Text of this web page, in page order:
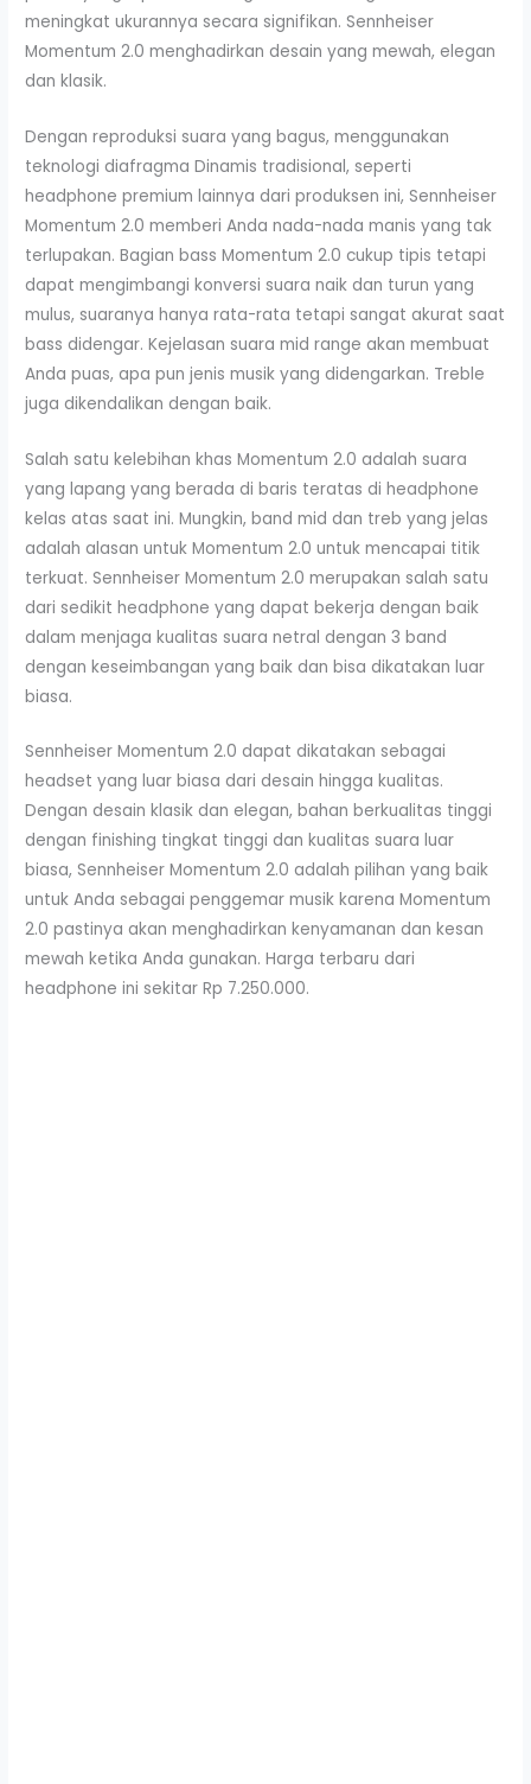
meningkat ukurannya secara signifikan. Sennheiser
Momentum 2.0 menghadirkan desain yang mewah, elegan
dan klasik.
Dengan reproduksi suara yang bagus, menggunakan
teknologi diafragma Dinamis tradisional, seperti
headphone premium lainnya dari produksen ini, Sennheiser
Momentum 2.0 memberi Anda nada-nada manis yang tak
terlupakan. Bagian bass Momentum 2.0 cukup tipis tetapi
dapat mengimbangi konversi suara naik dan turun yang
mulus, suaranya hanya rata-rata tetapi sangat akurat saat
bass didengar. Kejelasan suara mid range akan membuat
Anda puas, apa pun jenis musik yang didengarkan. Treble
juga dikendalikan dengan baik.
Salah satu kelebihan khas Momentum 2.0 adalah suara
yang lapang yang berada di baris teratas di headphone
kelas atas saat ini. Mungkin, band mid dan treb yang jelas
adalah alasan untuk Momentum 2.0 untuk mencapai titik
terkuat. Sennheiser Momentum 2.0 merupakan salah satu
dari sedikit headphone yang dapat bekerja dengan baik
dalam menjaga kualitas suara netral dengan 3 band
dengan keseimbangan yang baik dan bisa dikatakan luar
biasa.
Sennheiser Momentum 2.0 dapat dikatakan sebagai
headset yang luar biasa dari desain hingga kualitas.
Dengan desain klasik dan elegan, bahan berkualitas tinggi
dengan finishing tingkat tinggi dan kualitas suara luar
biasa, Sennheiser Momentum 2.0 adalah pilihan yang baik
untuk Anda sebagai penggemar musik karena Momentum
2.0 pastinya akan menghadirkan kenyamanan dan kesan
mewah ketika Anda gunakan. Harga terbaru dari
headphone ini sekitar Rp 7.250.000.